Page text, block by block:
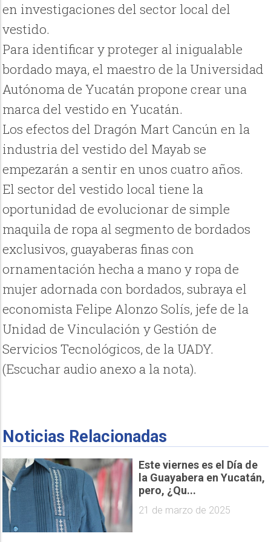
en investigaciones del sector local del
vestido.
Para identificar y proteger al inigualable
bordado maya, el maestro de la Universidad
Autónoma de Yucatán propone crear una
marca del vestido en Yucatán.
Los efectos del Dragón Mart Cancún en la
industria del vestido del Mayab se
empezarán a sentir en unos cuatro años.
El sector del vestido local tiene la
oportunidad de evolucionar de simple
maquila de ropa al segmento de bordados
exclusivos, guayaberas finas con
ornamentación hecha a mano y ropa de
mujer adornada con bordados, subraya el
economista Felipe Alonzo Solís, jefe de la
Unidad de Vinculación y Gestión de
Servicios Tecnológicos, de la UADY.
(Escuchar audio anexo a la nota).
Noticias Relacionadas
Este viernes es el Día de
la Guayabera en Yucatán,
pero, ¿Qu...
21 de marzo de 2025